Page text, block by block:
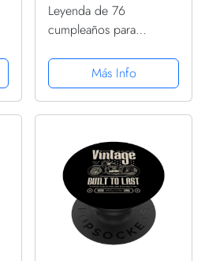
Leyenda de 76
cumpleaños para
desde octubre de 1948
PopSockets PopGrip
Intercambiable
Más Info